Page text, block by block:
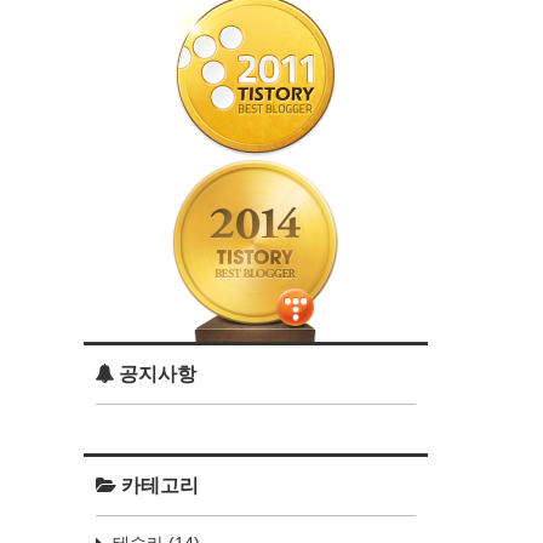
공지사항
카테고리